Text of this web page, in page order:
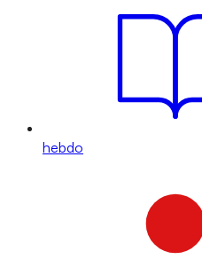
hebdo